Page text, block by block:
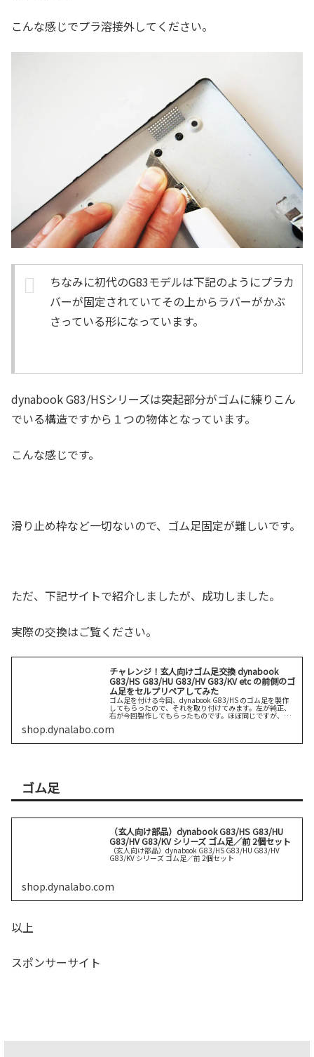
こんな感じでプラ溶接外してください。
ちなみに初代のG83モデルは下記のようにプラカ
バーが固定されていてその上からラバーがかぶ
さっている形になっています。
dynabook G83/HSシリーズは突起部分がゴムに練りこん
でいる構造ですから１つの物体となっています。
こんな感じです。
滑り止め枠など一切ないので、ゴム足固定が難しいです。
ただ、下記サイトで紹介しましたが、成功しました。
実際の交換はご覧ください。
チャレンジ！玄人向けゴム足交換 dynabook
G83/HS G83/HU G83/HV G83/KV etc の前側のゴ
ム足をセルプリペアしてみた
ゴム足を付ける今回、dynabook G83/HS のゴム足を製作
してもらったので、それを取り付けてみます。左が純正、
右が今回製作してもらったものです。ほぼ同じですが、互
換ゴムの方がやや柔らかいです。そのため、粘着をしっか
りしなければカバン続きを読む
shop.dynalabo.com
ゴム足
（玄人向け部品）dynabook G83/HS G83/HU
G83/HV G83/KV シリーズ ゴム足／前 2個セット
（玄人向け部品）dynabook G83/HS G83/HU G83/HV
G83/KV シリーズ ゴム足／前 2個セット
shop.dynalabo.com
以上
スポンサーサイト